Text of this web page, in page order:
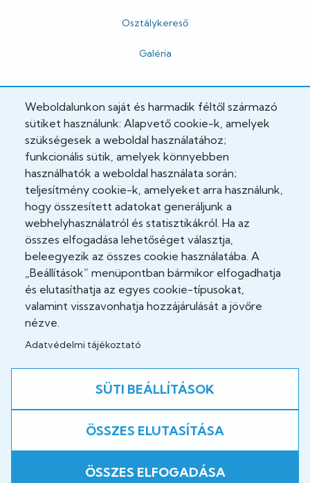
Osztálykereső
Galéria
Hivatalos
Adatkezelési tájékoztató
Adatvédelmi tisztviselő
Akadálymentesítési nyilatkozat
Cookie Policy
Felhasználási feltételek
Impresszum
Jogi nyilatkozatok
Facebook
A weboldal fejlesztés alatt áll!
Copyright © 2026 B.-A.-Z. Vármegyei Központi Kórház és
Weboldalunkon saját és harmadik féltől származó
sütiket használunk: Alapvető cookie-k, amelyek
szükségesek a weboldal használatához;
funkcionális sütik, amelyek könnyebben
használhatók a weboldal használata során;
teljesítmény cookie-k, amelyeket arra használunk,
hogy összesített adatokat generáljunk a
webhelyhasználatról és statisztikákról. Ha az
összes elfogadása lehetőséget választja,
beleegyezik az összes cookie használatába. A
„Beállítások” menüpontban bármikor elfogadhatja
és elutasíthatja az egyes cookie-típusokat,
valamint visszavonhatja hozzájárulását a jövőre
nézve.
Adatvédelmi tájékoztató
SÜTI BEÁLLÍTÁSOK
ÖSSZES ELUTASÍTÁSA
ÖSSZES ELFOGADÁSA